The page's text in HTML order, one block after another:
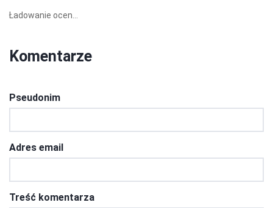
Ładowanie ocen...
Komentarze
Pseudonim
Adres email
Treść komentarza